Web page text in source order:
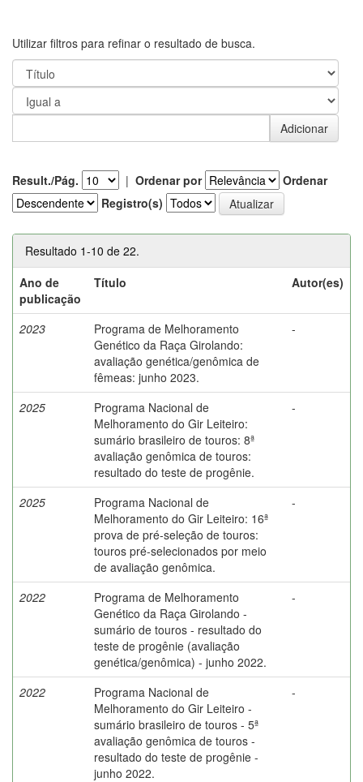
Utilizar filtros para refinar o resultado de busca.
Result./Pág. | Ordenar por
Ordenar
Registro(s)
Resultado 1-10 de 22.
Ano de
publicação
Título Autor(es)
2023
Programa de Melhoramento
Genético da Raça Girolando:
avaliação genética/genômica de
fêmeas: junho 2023.
-
2025
Programa Nacional de
Melhoramento do Gir Leiteiro:
sumário brasileiro de touros: 8ª
avaliação genômica de touros:
resultado do teste de progênie.
-
2025
Programa Nacional de
Melhoramento do Gir Leiteiro: 16ª
prova de pré-seleção de touros:
touros pré-selecionados por meio
de avaliação genômica.
-
2022
Programa de Melhoramento
Genético da Raça Girolando -
sumário de touros - resultado do
teste de progênie (avaliação
genética/genômica) - junho 2022.
-
2022
Programa Nacional de
Melhoramento do Gir Leiteiro -
sumário brasileiro de touros - 5ª
avaliação genômica de touros -
resultado do teste de progênie -
junho 2022.
-